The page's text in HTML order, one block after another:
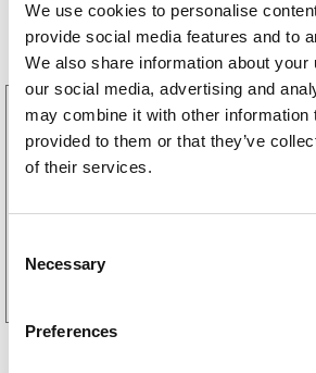
We use cookies to personalise
provide social media features and to
We also share information about your
our social media, advertising and
may combine it with other information
provided to them or that they’ve
of their services.
s
Necessary
Preferences
3160052
LGF skilt Selvklebende
256kr (205kr eks. mva)